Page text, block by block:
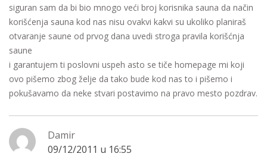
siguran sam da bi bio mnogo veći broj korisnika sauna da način
korišćenja sauna kod nas nisu ovakvi kakvi su ukoliko planiraš
otvaranje saune od prvog dana uvedi stroga pravila korišćnja
saune
i garantujem ti poslovni uspeh asto se tiče homepage mi koji
ovo pišemo zbog želje da tako bude kod nas to i pišemo i
pokušavamo da neke stvari postavimo na pravo mesto pozdrav.
Damir
09/12/2011 u 16:55